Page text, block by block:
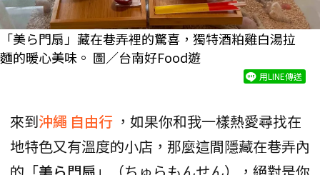
「美ら門扇」藏在巷弄裡的驚喜，獨特酒粕雞白湯拉
麵的暖心美味。 圖／台南好Food遊
用LINE傳送
來到沖繩 自由行 ，如果你和我一樣熱愛尋找在
地特色又有溫度的小店，那麼這間隱藏在巷弄內